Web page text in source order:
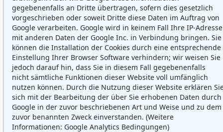
gegebenenfalls an Dritte übertragen, sofern dies gesetzlich
vorgeschrieben oder soweit Dritte diese Daten im Auftrag von
Google verarbeiten. Google wird in keinem Fall Ihre IP-Adresse
mit anderen Daten der Google Inc. in Verbindung bringen. Sie
können die Installation der Cookies durch eine entsprechende
Einstellung Ihrer Browser Software verhindern; wir weisen Sie
jedoch darauf hin, dass Sie in diesem Fall gegebenenfalls
nicht sämtliche Funktionen dieser Website voll umfänglich
nutzen können. Durch die Nutzung dieser Website erklären
sich mit der Bearbeitung der über Sie erhobenen Daten durch
Google in der zuvor beschriebenen Art und Weise und zu dem
zuvor benannten Zweck einverstanden. (Weitere
Informationen: Google Analytics Bedingungen)